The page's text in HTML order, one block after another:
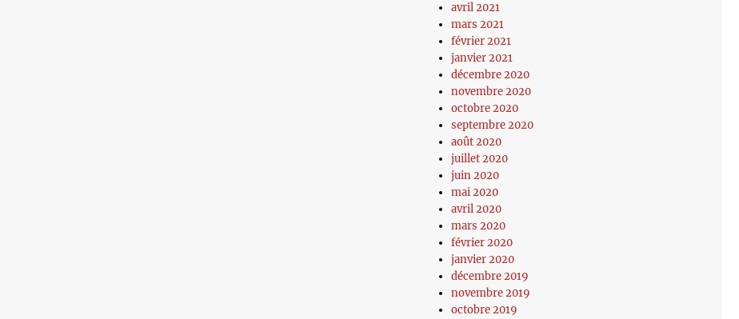
avril 2021
mars 2021
février 2021
janvier 2021
décembre 2020
novembre 2020
octobre 2020
septembre 2020
août 2020
juillet 2020
juin 2020
mai 2020
avril 2020
mars 2020
février 2020
janvier 2020
décembre 2019
novembre 2019
octobre 2019